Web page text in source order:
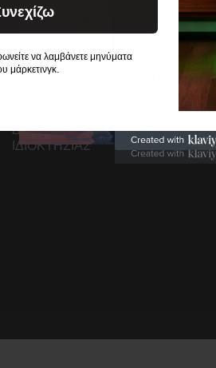
πολιτικών
Πολιτική Απορρήτου
ΔΙΚΑΙΩΜΑΤΑ ΠΝΕΥΜΑΤΙΚΗΣ
ΙΔΙΟΚΤΗΣΙΑΣ
να λαμβάνετε μηνύματα
μάρκετινγκ.